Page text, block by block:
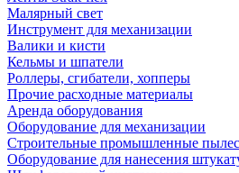
Малярный свет
Инструмент для механизации
Валики и кисти
Кельмы и шпатели
Роллеры, сгибатели, хопперы
Прочие расходные материалы
Аренда оборудования
Оборудование для механизации
Строительные промышленные
Оборудование для нанесения